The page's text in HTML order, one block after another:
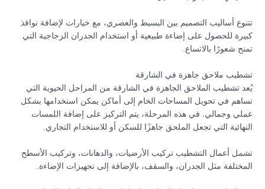
تتنوع أساليب التصميم بين البسيط والعصري، مع خيارات لإضافة نوافذ
كبيرة للحصول على إضاءة طبيعية أو استخدام الجدران الزجاجية التي
تمنح شعورًا بالاتساع.
تشطيب ملاحق جاهزة في الشارقة
يُعد تشطيب الملاحق الجاهزة في الشارقة من المراحل الحيوية التي
تساهم في تحويل المساحات الخام إلى أماكن يمكن استخدامها بشكل
عملي وجمالي. في هذه المرحلة، يتم التركيز على إضافة اللمسات
النهائية التي تجعل الملحق جاهزًا للسكن أو للاستخدام التجاري.
تشمل أعمال التشطيب تركيب الأرضيات، والدهانات، وتركيب الأسطح
المختلفة مثل الجدران، والسقف، بالإضافة إلى تجهيزات الإضاءة.